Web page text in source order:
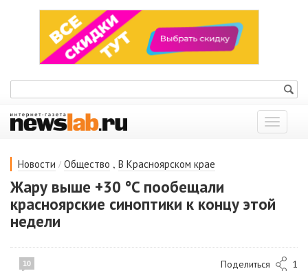
Показать
меню
Новости / Общество , В Красноярском крае
Жару выше +30 °C пообещали
красноярские синоптики к концу этой
недели
10 Поделиться 1